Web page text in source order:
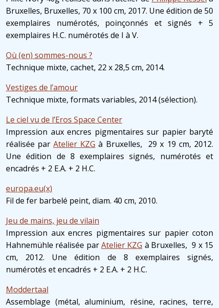
Bruxelles, Bruxelles, 70 x 100 cm, 2017. Une édition de 50
exemplaires numérotés, poinçonnés et signés + 5
exemplaires H.C. numérotés de I à V.
Où (en) sommes-nous ?
Technique mixte, cachet, 22 x 28,5 cm, 2014.
Vestiges de l’amour
Technique mixte, formats variables, 2014 (sélection).
Le ciel vu de l’Eros Space Center
Impression aux encres pigmentaires sur papier baryté
réalisée par Atelier KZG à Bruxelles, 29 x 19 cm, 2012.
Une édition de 8 exemplaires signés, numérotés et
encadrés + 2 E.A. + 2 H.C.
europa.eu(x)
Fil de fer barbelé peint, diam. 40 cm, 2010.
Jeu de mains, jeu de vilain
Impression aux encres pigmentaires sur papier coton
Hahnemühle réalisée parAtelier KZG à Bruxelles, 9 x 15
cm, 2012. Une édition de 8 exemplaires signés,
numérotés et encadrés + 2 E.A. + 2 H.C.
Moddertaal
Assemblage (métal, aluminium, résine, racines, terre,